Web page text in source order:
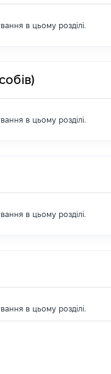
в цьому розділі.
в цьому розділі.
в цьому розділі.
в цьому розділі.